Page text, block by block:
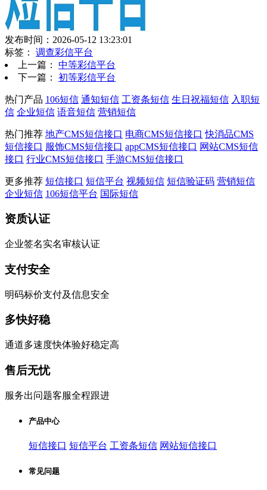
发布时间：2026-05-12 13:23:01
标签： 调查彩信平台
上一篇： 中等彩信平台
下一篇： 初等彩信平台
热门产品 106短信 通知短信 工资条短信 生日祝福短信 入职短
信 企业短信 语音短信 营销短信
热门推荐 地产CMS短信接口 电商CMS短信接口 快消品CMS
短信接口 服饰CMS短信接口 appCMS短信接口 网站CMS短信
接口 行业CMS短信接口 手游CMS短信接口
更多推荐 短信接口 短信平台 视频短信 短信验证码 营销短信
企业短信 106短信平台 国际短信
资质认证
企业签名实名审核认证
支付安全
明码标价支付及信息安全
多快好稳
通道多速度快体验好稳定高
售后无忧
服务出问题客服全程跟进
产品中心
短信接口 短信平台 工资条短信 网站短信接口
常见问题